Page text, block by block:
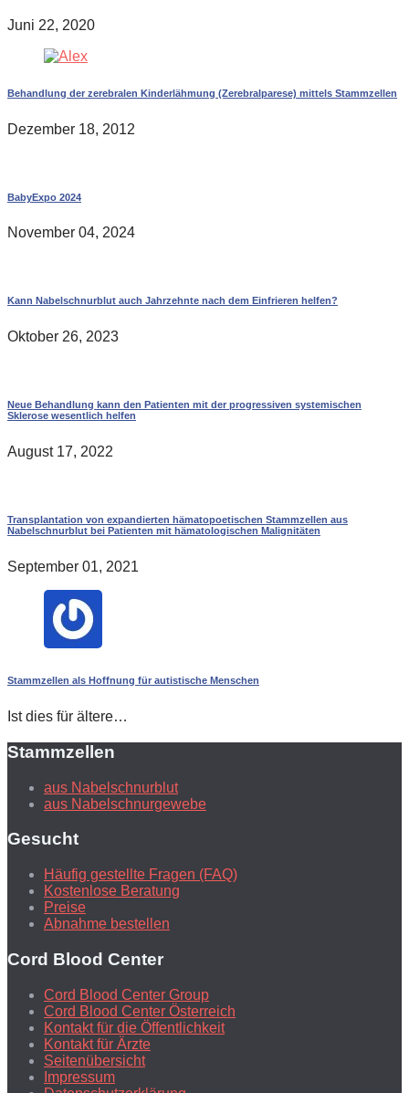
Juni 22, 2020
Behandlung der zerebralen Kinderlähmung (Zerebralparese) mittels Stammzellen
Dezember 18, 2012
BabyExpo 2024
November 04, 2024
Kann Nabelschnurblut auch Jahrzehnte nach dem Einfrieren helfen?
Oktober 26, 2023
Neue Behandlung kann den Patienten mit der progressiven systemischen
Sklerose wesentlich helfen
August 17, 2022
Transplantation von expandierten hämatopoetischen Stammzellen aus
Nabelschnurblut bei Patienten mit hämatologischen Malignitäten
September 01, 2021
Stammzellen als Hoffnung für autistische Menschen
Ist dies für ältere…
Stammzellen
aus Nabelschnurblut
aus Nabelschnurgewebe
Gesucht
Häufig gestellte Fragen (FAQ)
Kostenlose Beratung
Preise
Abnahme bestellen
Cord Blood Center
Cord Blood Center Group
Cord Blood Center Österreich
Kontakt für die Öffentlichkeit
Kontakt für Ärzte
Seitenübersicht
Impressum